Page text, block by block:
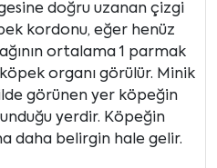
doğru uzanan çizgi
kordonu, eğer henüz
ortalama 1 parmak
organı görülür. Minik
görünen yer köpeğin
yerdir. Köpeğin
daha belirgin hale gelir.